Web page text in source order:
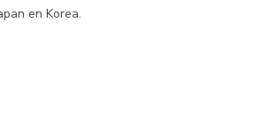
en Korea.